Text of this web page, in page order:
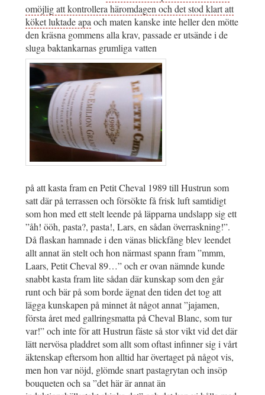
omöjlig att kontrollera häromdagen och det stod klart att
köket luktade apaoch maten kanske inte heller den mötte
den kräsna gommens alla krav, passade er utsände i de
sluga baktankarnas grumliga vatten
på att kasta fram en Petit Cheval 1989 till Hustrun som
satt där på terrassen och försökte få frisk luft samtidigt
som hon med ett stelt leende på läpparna undslapp sig ett
”åh! ööh, pasta?, pasta!, Lars, en sådan överraskning!”.
Då flaskan hamnade i den vänas blickfång blev leendet
allt annat än stelt och hon närmast spann fram ”mmm,
Laars, Petit Cheval 89…” och er ovan nämnde kunde
snabbt kasta fram lite sådan där kunskap som den går
runt och bär på som borde ägnat den tiden det tog att
lägga kunskapen på minnet åt något annat ”jajamen,
första året med gallringsmatta på Cheval Blanc, som tur
var!” och inte för att Hustrun fäste så stor vikt vid det där
lätt nervösa pladdret som allt som oftast infinner sig i vårt
äktenskap eftersom hon alltid har övertaget på något vis,
men hon var nöjd, glömde snart pastagrytan och insöp
bouqueten och sa ”det här är annat än